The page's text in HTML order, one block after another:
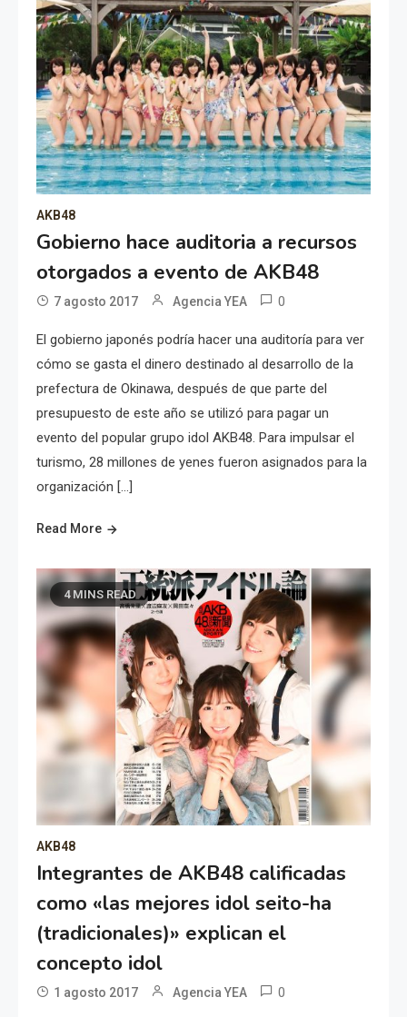
AKB48
Gobierno hace auditoria a recursos
otorgados a evento de AKB48
7 agosto 2017 Agencia YEA 0
El gobierno japonés podría hacer una auditoría para ver
cómo se gasta el dinero destinado al desarrollo de la
prefectura de Okinawa, después de que parte del
presupuesto de este año se utilizó para pagar un
evento del popular grupo idol AKB48. Para impulsar el
turismo, 28 millones de yenes fueron asignados para la
organización […]
Read More
4 MINS READ
AKB48
Integrantes de AKB48 calificadas
como «las mejores idol seito-ha
(tradicionales)» explican el
concepto idol
1 agosto 2017 Agencia YEA 0